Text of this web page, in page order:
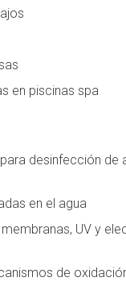
en piscinas spa
desinfección de
en el agua
UV y
de